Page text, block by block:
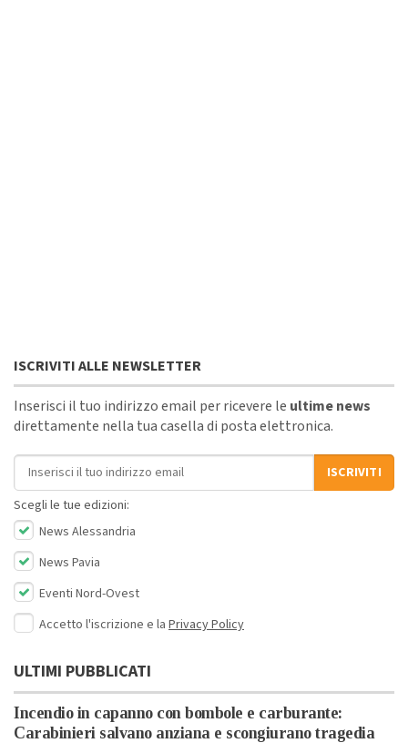
ISCRIVITI ALLE NEWSLETTER
Inserisci il tuo indirizzo email per ricevere le ultime news
direttamente nella tua casella di posta elettronica.
Indirizzo email
ISCRIVITI
Scegli le tue edizioni:
News Alessandria
News Pavia
Eventi Nord-Ovest
Accetto l'iscrizione e la Privacy Policy
ULTIMI PUBBLICATI
Incendio in capanno con bombole e carburante:
Carabinieri salvano anziana e scongiurano tragedia